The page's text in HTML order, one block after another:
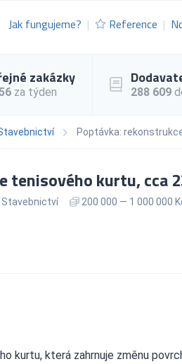
Jak fungujeme? Reference
zakázky
za týden 288 609
Poptávka:
tenisového kurtu, cca
Stavebnictví 200 000 — 1 000 000
kurtu, která zahrnuje změnu